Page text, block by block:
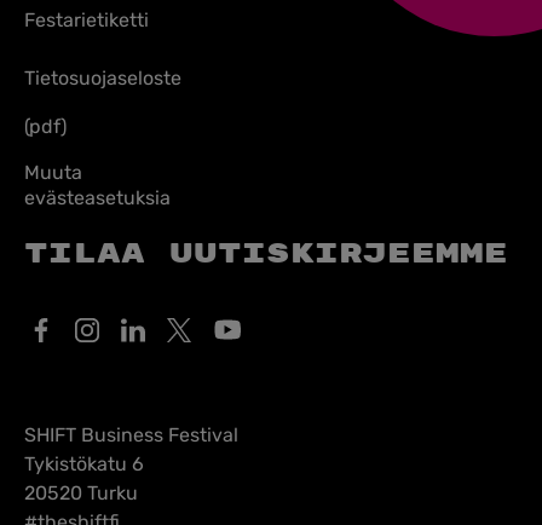
Festarietiketti
Tietosuojaseloste
(pdf)
Muuta
evästeasetuksia
Tilaa uutiskirjeemme
SHIFT Business Festival
Tykistökatu 6
20520 Turku